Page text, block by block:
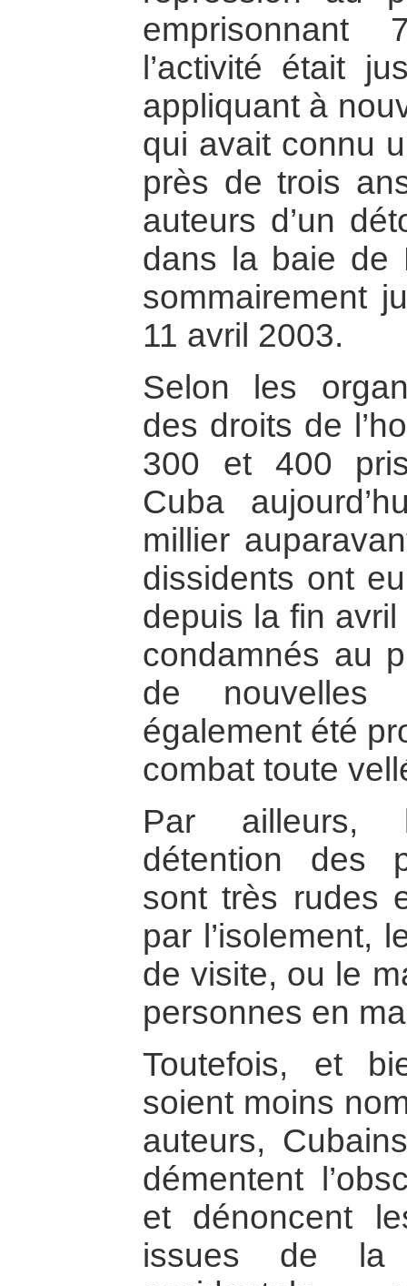
emprisonnant
l’activité était
appliquant à
qui avait connu
près de trois
auteurs d’un
dans la baie de
sommairement
11 avril 2003.
Selon les
des droits de
300 et 400
Cuba
millier
dissidents ont
depuis la fin
condamnés au
de nouvelles
également été
combat toute
Par ailleurs,
détention des
sont très rudes
par l’isolement,
de visite, ou le
personnes en
Toutefois, et
soient moins
auteurs,
démentent
et dénoncent
issues de la